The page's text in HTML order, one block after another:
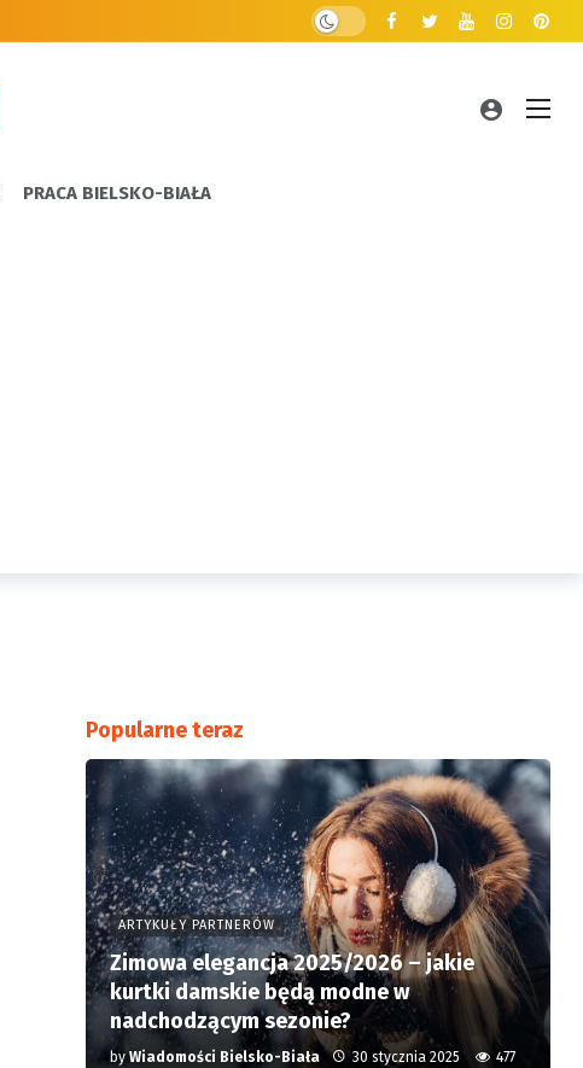
PRACA BIELSKO-BIAŁA
Popularne teraz
ARTYKUŁY PARTNERÓW
Zimowa elegancja 2025/2026 – jakie
kurtki damskie będą modne w
nadchodzącym sezonie?
byWiadomości Bielsko-Biała 30 stycznia 2025 477